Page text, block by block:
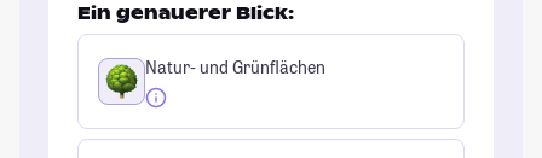
Ein genauerer Blick:
Natur- und Grünflächen